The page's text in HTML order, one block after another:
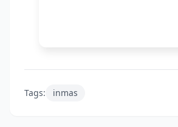
Tags: inmas